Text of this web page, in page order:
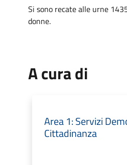
Si sono recate alle urne
donne.
A cura di
Area 1: Servizi
Cittadinanza